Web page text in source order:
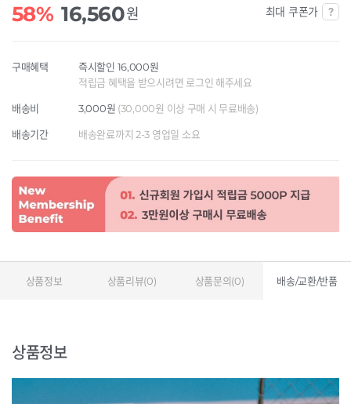
58% 16,560원 최대 쿠폰가
구매혜택
즉시할인 16,000원
적립금 혜택을 받으시려면 로그인 해주세요
배송비 3,000원 (30,000원 이상 구매 시 무료배송)
배송기간 배송완료까지 2-3 영업일 소요
상품정보 상품리뷰(0) 상품문의(0) 배송/교환/반품
상품정보